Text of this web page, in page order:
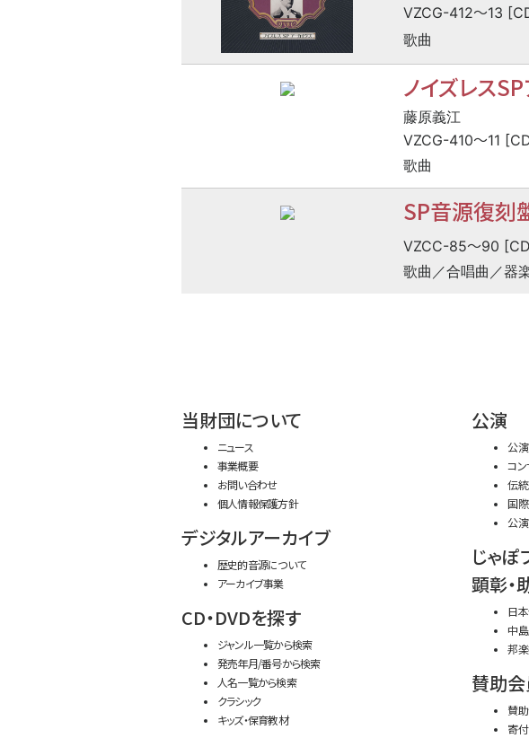
VZCG-412〜13
歌曲
ノイズレス
藤原義江
VZCG-410〜11
歌曲
SP音源復刻
VZCC-85〜90
歌曲／合唱曲／器
当財団について
ニュース
事業概要
お問い合わせ
個人情報保護方針
デジタルアーカイブ
歴史的音源について
アーカイブ事業
CD・DVDを探す
ジャンル一覧から検索
発売年月/番号から検索
人名一覧から検索
クラシック
キッズ・保育教材
公演
公
コ
伝
国
公
じゃぽ
顕彰・
日
中
邦楽
賛助会
賛
寄